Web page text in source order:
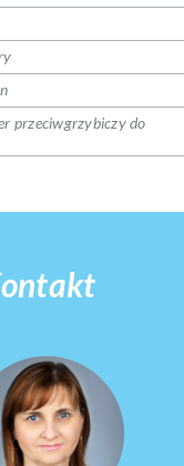
paznokci
przeciwgrzybiczy do